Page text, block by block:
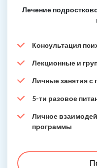
Лечение
Консультация
Лекционные и
Личные занятия с
5-ти разовое
Личное
программы